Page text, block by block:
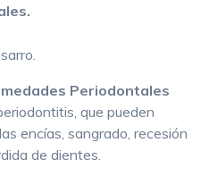
Periodontales
que pueden
encías, sangrado, recesión
de dientes.